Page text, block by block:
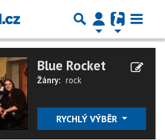
Blue Rocket
Žánry: rock
RYCHLÝ VÝBĚR